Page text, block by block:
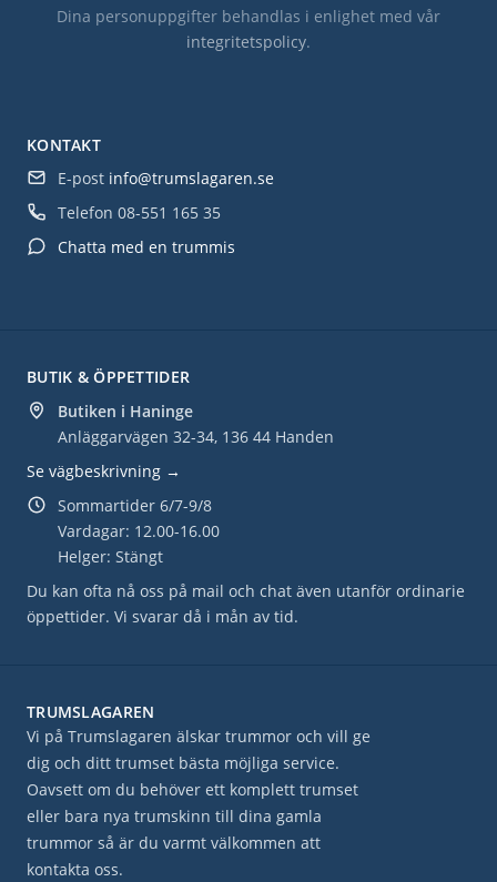
BUTIK & ÖPPETTIDER
Butiken i Haninge
Anläggarvägen 32-34, 136 44 Handen
Se vägbeskrivning →
Sommartider 6/7-9/8
Vardagar: 12.00-16.00
Helger: Stängt
Du kan ofta nå oss på mail och chat även utanför ordinarie
öppettider. Vi svarar då i mån av tid.
KONTAKT
E-post info@trumslagaren.se
Telefon 08-551 165 35
Chatta med en trummis
TRUMSLAGAREN
Vi på Trumslagaren älskar trummor och vill ge
dig och ditt trumset bästa möjliga service.
Oavsett om du behöver ett komplett trumset
eller bara nya trumskinn till dina gamla
trummor så är du varmt välkommen att
kontakta oss.
Dina personuppgifter behandlas i enlighet med vår
integritetspolicy.